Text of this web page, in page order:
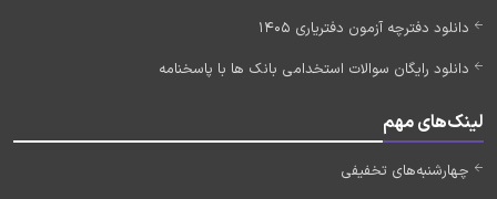
دانلود دفترچه آزمون دفتریاری 1405
دانلود رایگان سوالات استخدامی بانک ها با پاسخنامه
لینک‌های مهم
چهارشنبه‌های تخفیفی